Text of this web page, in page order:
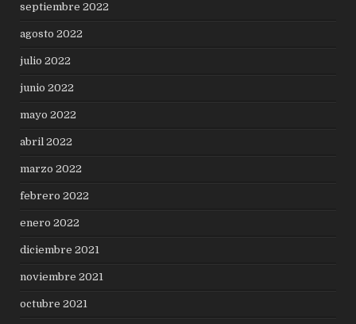
septiembre 2022
agosto 2022
julio 2022
junio 2022
mayo 2022
abril 2022
marzo 2022
febrero 2022
enero 2022
diciembre 2021
noviembre 2021
octubre 2021